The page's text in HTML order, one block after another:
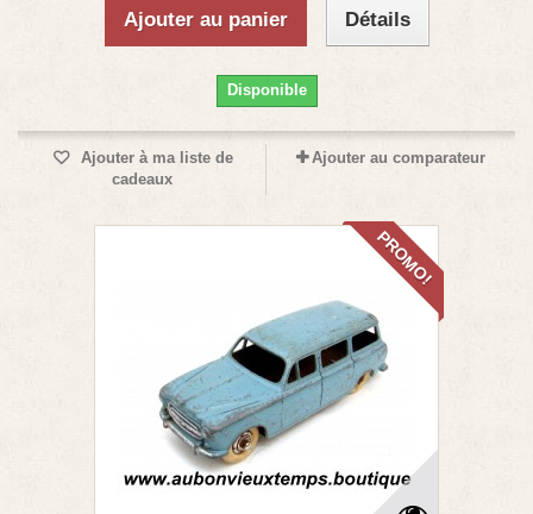
Ajouter au panier Détails
Disponible
Ajouter à ma liste de
cadeaux
Ajouter au comparateur
PROMO!